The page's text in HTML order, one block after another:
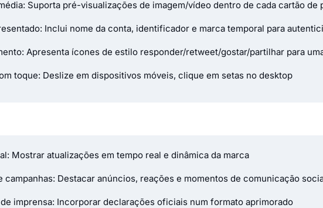
Suporta pré-visualizações de imagem/vídeo dentro de cada cartão de
Inclui nome da conta, identificador e marca temporal para
Apresenta ícones de estilo responder/retweet/gostar/partilhar para
toque: Deslize em dispositivos móveis, clique em setas no desktop
Mostrar atualizações em tempo real e dinâmica da marca
campanhas: Destacar anúncios, reações e momentos de comunicação
imprensa: Incorporar declarações oficiais num formato aprimorado